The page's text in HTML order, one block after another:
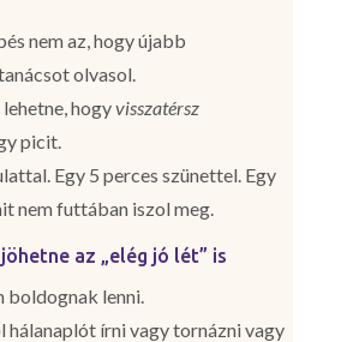
nem az, hogy újabb
olvasol.
hogyvisszatérsz
picit.
Egy 5 perces szünettel. Egy
nem futtában iszol meg.
az „elég jó lét” is
lenni.
hálanaplót írni vagy tornázni vagy